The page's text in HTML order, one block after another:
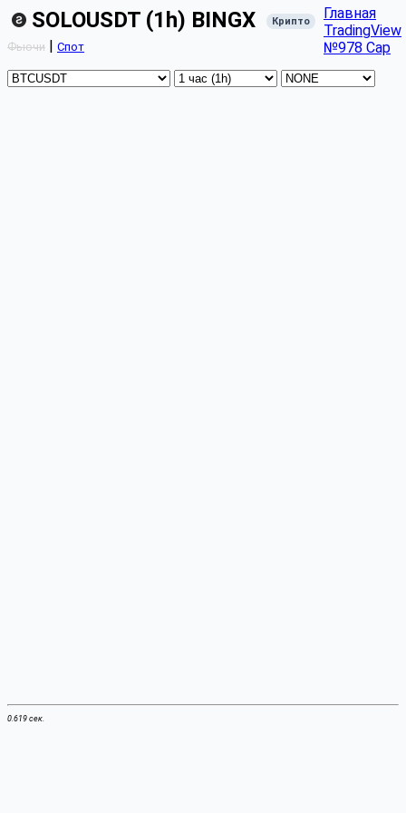
SOLOUSDT (1h) BINGX Крипто
Фьючи | Спот
Главная
TradingView
№978 Cap
0.619 сек.